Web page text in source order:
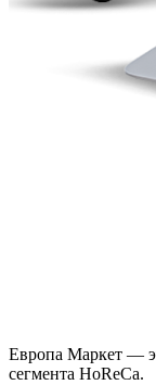
Европа Маркет —
сегмента HoReCa.